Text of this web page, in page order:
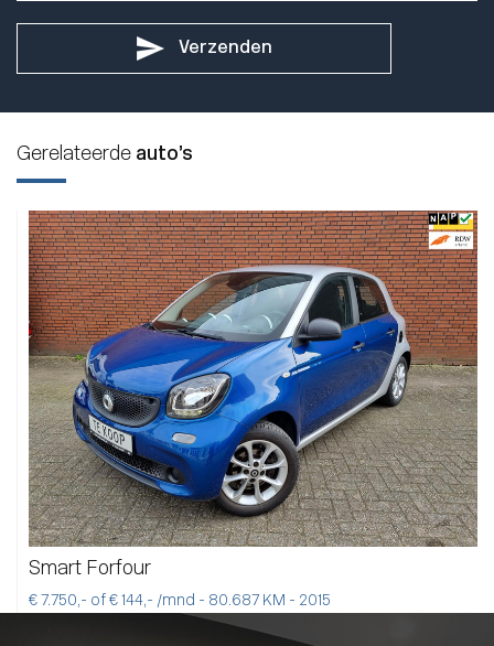
Verzenden
Gerelateerde auto’s
Smart Forfour
€ 7.750,- of € 144,- /mnd - 80.687 KM - 2015